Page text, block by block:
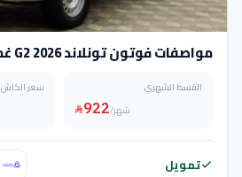
مواصفات فوتون تونلاند G2 2026 غمارة جوانب
القسط الشهري
922 /شهر
سعر الكاش
تمويل